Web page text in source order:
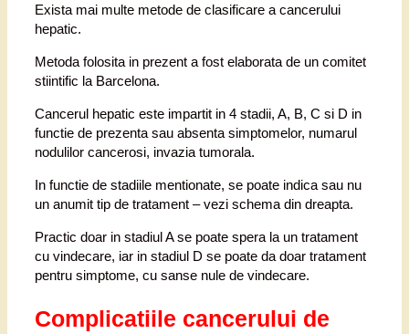
Exista mai multe metode de clasificare a cancerului
hepatic.
Metoda folosita in prezent a fost elaborata de un comitet
stiintific la Barcelona.
Cancerul hepatic este impartit in 4 stadii, A, B, C si D in
functie de prezenta sau absenta simptomelor, numarul
nodulilor cancerosi, invazia tumorala.
In functie de stadiile mentionate, se poate indica sau nu
un anumit tip de tratament – vezi schema din dreapta.
Practic doar in stadiul A se poate spera la un tratament
cu vindecare, iar in stadiul D se poate da doar tratament
pentru simptome, cu sanse nule de vindecare.
Complicatiile cancerului de